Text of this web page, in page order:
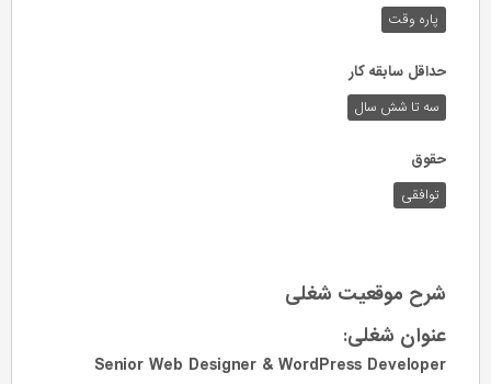
پاره وقت
حداقل سابقه کار
سه تا شش سال
حقوق
توافقی
شرح موقعیت شغلی
عنوان شغلی:
Senior Web Designer & WordPress Developer